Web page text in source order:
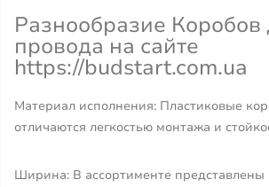
Разнообразие Коробов
провода на сайте
https://budstart.com.ua
Материал исполнения: Пластиковые
отличаются легкостью монтажа и
Ширина: В ассортименте представлены